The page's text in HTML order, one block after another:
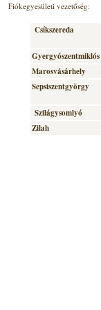
Fiókegyesületi vezetőség:
Csíkszereda
Gyergyószentmiklós
Marosvásárhely
Sepsiszentgyörgy
Szilágysomlyó
Zilah